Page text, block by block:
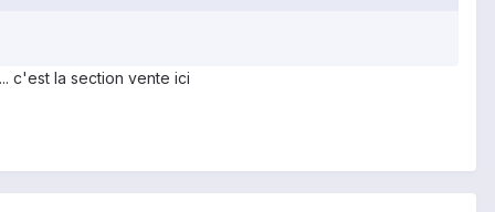
c'est la section vente ici